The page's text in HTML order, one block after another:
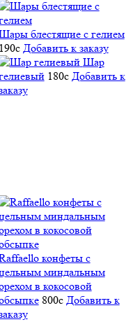
блестящие с гелием
190c Добавить к заказу
Шар
180c Добавить к
конфеты с
миндальным
в кокосовой
800c Добавить к